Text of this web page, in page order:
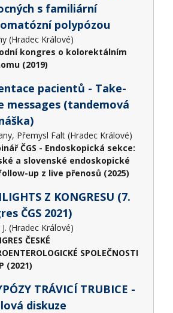
s familiární
polypózou
(Hradec Králové)
kongres o kolorektálním
(2019)
pacientů - Take-
messages (tandemová
Přemysl Falt (Hradec Králové)
ČGS - Endoskopická sekce:
a slovenské endoskopické
up z live přenosů (2025)
Z KONGRESU (7.
ČGS 2021)
(Hradec Králové)
ČESKÉ
SPOLEČNOSTI
(2021)
TRÁVICÍ TRUBICE -
diskuze